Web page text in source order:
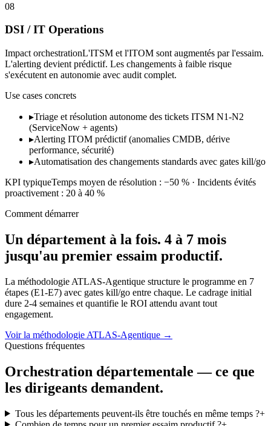
08
DSI / IT Operations
Impact orchestrationL'ITSM et l'ITOM sont augmentés par l'essaim.
L'alerting devient prédictif. Les changements à faible risque
s'exécutent en autonomie avec audit complet.
Use cases concrets
▸Triage et résolution autonome des tickets ITSM N1-N2
(ServiceNow + agents)
▸Alerting ITOM prédictif (anomalies CMDB, dérive
performance, sécurité)
▸Automatisation des changements standards avec gates kill/go
KPI typiqueTemps moyen de résolution : −50 % · Incidents évités
proactivement : 20 à 40 %
Comment démarrer
Un département à la fois. 4 à 7 mois
jusqu'au premier essaim productif.
La méthodologie ATLAS-Agentique structure le programme en 7
étapes (E1-E7) avec gates kill/go entre chaque. Le cadrage initial
dure 2-4 semaines et quantifie le ROI attendu avant tout
engagement.
Voir la méthodologie ATLAS-Agentique →
Questions fréquentes
Orchestration départementale — ce que
les dirigeants demandent.
Tous les départements peuvent-ils être touchés en même temps ?+